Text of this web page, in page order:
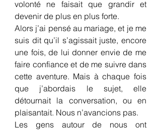
volonté ne faisait que grandir et
devenir de plus en plus forte.
Alors j’ai pensé au mariage, et je me
suis dit qu’il s’agissait juste, encore
une fois, de lui donner envie de me
faire confiance et de me suivre dans
cette aventure. Mais à chaque fois
que j’abordais le sujet, elle
détournait la conversation, ou en
plaisantait. Nous n’avancions pas.
Les gens autour de nous ont